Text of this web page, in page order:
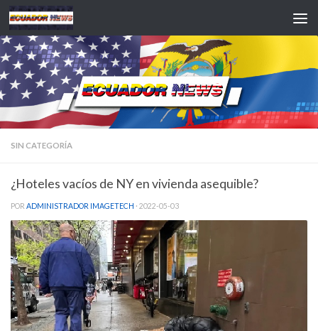
Saltar al contenido
SIN CATEGORÍA
¿Hoteles vacíos de NY en vivienda asequible?
POR ADMINISTRADOR IMAGETECH · 2022-05-03